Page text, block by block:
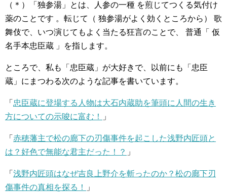
（＊）「独参湯」とは、人参の一種 を煎じてつくる気付け
薬のことです 。転じて（ 独参湯がよく効くところから） 歌
舞伎で、いつ演じてもよく当たる狂言のことで、 普通「 仮
名手本忠臣蔵 」を指します。
ところで、私も「忠臣蔵」が大好きで、以前にも「忠臣
蔵」にまつわる次のような記事を書いています。
「 忠臣蔵に登場する人物は大石内蔵助を筆頭に人間の生き
方についての示唆に富む！
」
「 赤穂藩主で松の廊下の刃傷事件を起こした浅野内匠頭と
は？好色で無能な君主だった！？ 」
「 浅野内匠頭はなぜ吉良上野介を斬ったのか？松の廊下刃
傷事件の真相を探る！
」